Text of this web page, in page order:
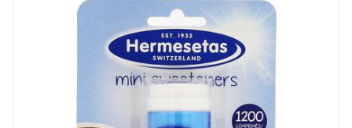
55 mm
Verpakking